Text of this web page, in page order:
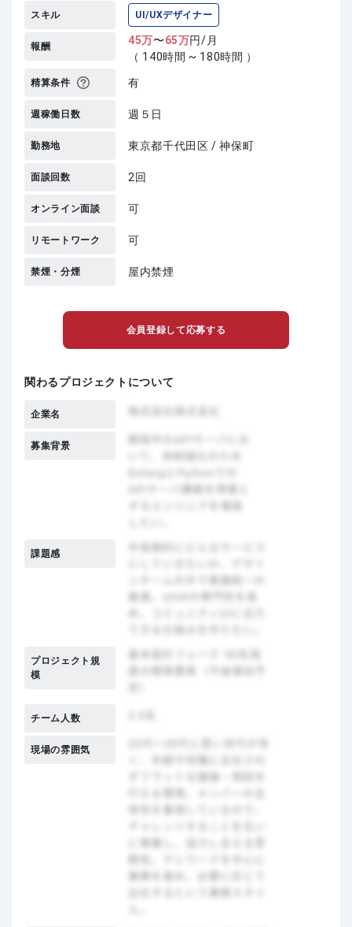
スキル UI/UXデザイナー
報酬 45万〜65万円/月
（ 140時間 ~ 180時間 ）
精算条件 有
週稼働日数 週５日
勤務地 東京都千代田区 / 神保町
面談回数 2回
オンライン面談 可
リモートワーク 可
禁煙・分煙 屋内禁煙
会員登録して応募する
関わるプロジェクトについて
企業名
募集背景
課題感
プロジェクト規
模
チーム人数
現場の雰囲気